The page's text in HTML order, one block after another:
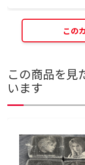
この
この商品を見
います